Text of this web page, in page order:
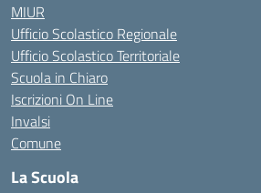
MIUR
Ufficio Scolastico Regionale
Ufficio Scolastico Territoriale
Scuola in Chiaro
Iscrizioni On Line
Invalsi
Comune
La Scuola